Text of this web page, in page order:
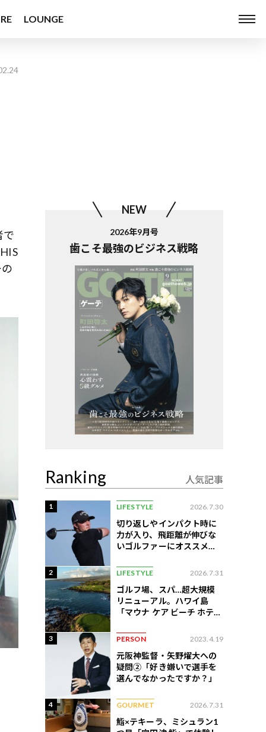
LOUNGE
で
NEW
2026年9月号
歯こそ最強のビジネス戦略
Ranking 人気記事
1 LIFESTYLE 2026.7.30
切り返しやインパクト時に
力が入り、飛距離が伸びな
いゴルファーにオススメの
2 LIFESTYLE 2026.7.31
ゴルフ場、スパ…超大規模
リニューアル。ハワイ島
「マウナ ケア ビーチ ホテ
3 PERSON 2023.4.19
元阪神監督・矢野燿大への
疑問②「好き嫌いで選手を
選んでなかったですか？」
4 GOURMET 2026.7.31
鮨×テキーラ、ミシュラン1